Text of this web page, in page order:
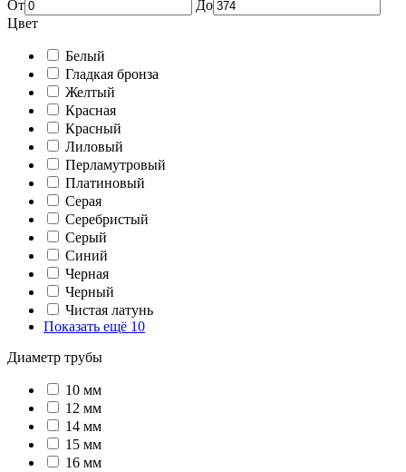
От
До
Цвет
Белый
Гладкая бронза
Желтый
Красная
Красный
Лиловый
Перламутровый
Платиновый
Серая
Серебристый
Серый
Синий
Черная
Черный
Чистая латунь
Показать ещё 10
Диаметр трубы
10 мм
12 мм
14 мм
15 мм
16 мм